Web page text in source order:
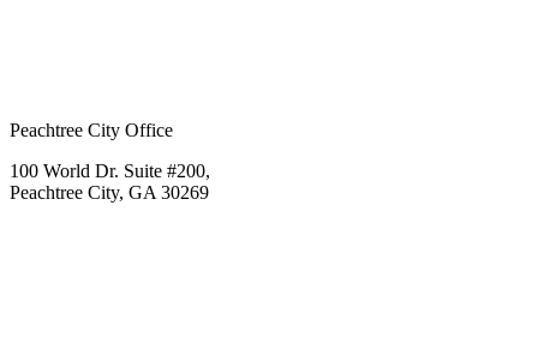
Peachtree City Office
100 World Dr. Suite #200,
Peachtree City, GA 30269